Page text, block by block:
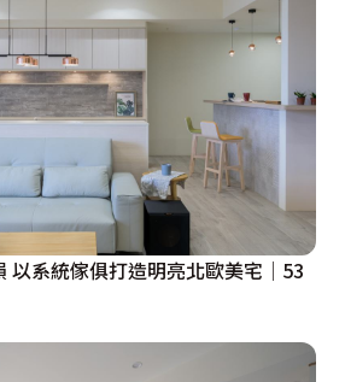
以系統傢俱打造明亮北歐美宅│53